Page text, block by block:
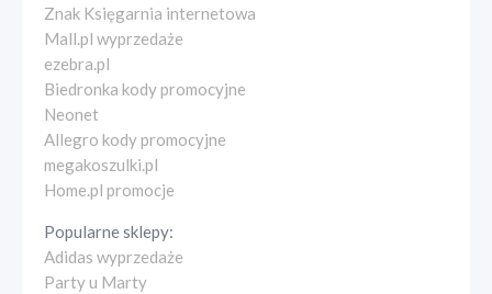
Znak Księgarnia internetowa
Mall.pl wyprzedaże
ezebra.pl
Biedronka kody promocyjne
Neonet
Allegro kody promocyjne
megakoszulki.pl
Home.pl promocje
Popularne sklepy:
Adidas wyprzedaże
Party u Marty